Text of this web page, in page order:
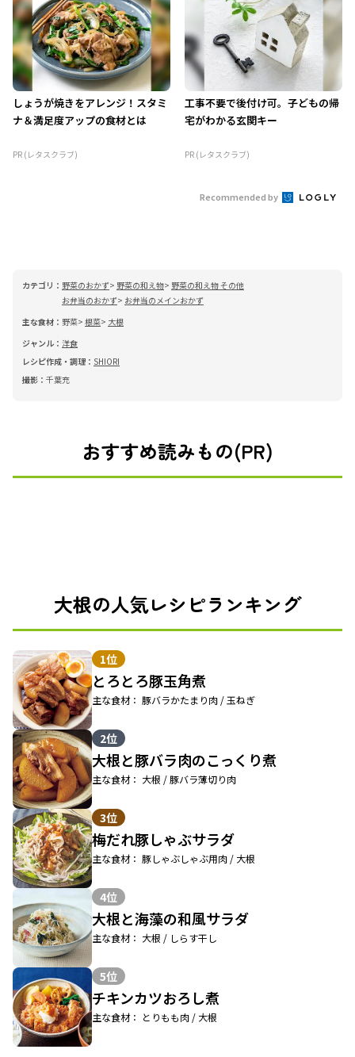
しょうが焼きをアレンジ！スタミ
ナ＆満足度アップの食材とは
PR (レタスクラブ)
工事不要で後付け可。子どもの帰
宅がわかる玄関キー
PR (レタスクラブ)
Recommended by
カテゴリ： 野菜のおかず 野菜の和え物
野菜の和え物 その他
お弁当のおかず
お弁当のメインおかず
主な食材： 野菜 根菜
大根
ジャンル： 洋食
レシピ作成・調理： SHIORI
撮影： 千葉充
おすすめ読みもの(PR)
大根の人気レシピランキング
1位
とろとろ豚玉角煮
主な食材： 豚バラかたまり肉 / 玉ねぎ
2位
大根と豚バラ肉のこっくり煮
主な食材： 大根 / 豚バラ薄切り肉
3位
梅だれ豚しゃぶサラダ
主な食材： 豚しゃぶしゃぶ用肉 / 大根
4位
大根と海藻の和風サラダ
主な食材： 大根 / しらす干し
5位
チキンカツおろし煮
主な食材： とりもも肉 / 大根